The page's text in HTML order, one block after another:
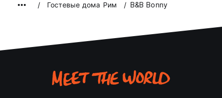
Гостевые дома Рим B&B Bonny